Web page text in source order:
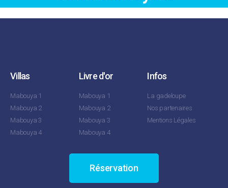
Villas
Mabouya 1
Mabouya 2
Mabouya 3
Mabouya 4
Livre d'or
Mabouya 1
Mabouya 2
Mabouya 3
Mabouya 4
Infos
La gadeloupe
Nos partenaires
Mentions Légales
Réservation